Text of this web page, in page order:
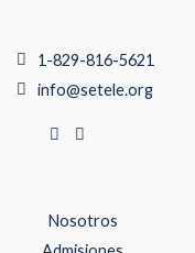
1-829-816-5621
info@setele.org
Nosotros